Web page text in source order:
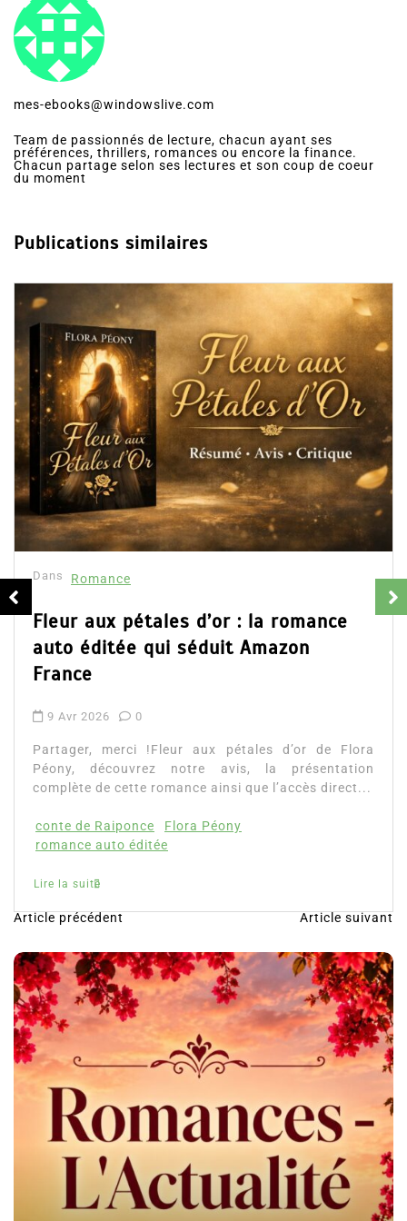
mes-ebooks@windowslive.com
Team de passionnés de lecture, chacun ayant ses
préférences, thrillers, romances ou encore la finance.
Chacun partage selon ses lectures et son coup de coeur
du moment
Publications similaires
Dans Romance
Fleur aux pétales d’or : la romance
auto éditée qui séduit Amazon
France
9 Avr 2026 0
Partager, merci !Fleur aux pétales d’or de Flora
Péony, découvrez notre avis, la présentation
complète de cette romance ainsi que l’accès direct...
conte de Raiponce
Flora Péony
romance auto éditée
Lire la suite
N
a
v
i
g
a
t
Article précédent Article suivant